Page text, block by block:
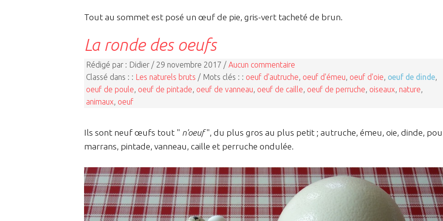
Tout au sommet est posé un œuf de pie, gris-vert tacheté de brun.
La ronde des oeufs
Rédigé par : Didier / 29 novembre 2017 / Aucun commentaire
Classé dans : : Les naturels bruts / Mots clés : : oeuf d'autruche, oeuf d'émeu, oeuf d'oie, oeuf de dinde,
oeuf de poule, oeuf de pintade, oeuf de vanneau, oeuf de caille, oeuf de perruche, oiseaux, nature,
animaux, oeuf
Ils sont neuf œufs tout " n'oeuf", du plus gros au plus petit ; autruche, émeu, oie, dinde,
marrans, pintade, vanneau, caille et perruche ondulée.